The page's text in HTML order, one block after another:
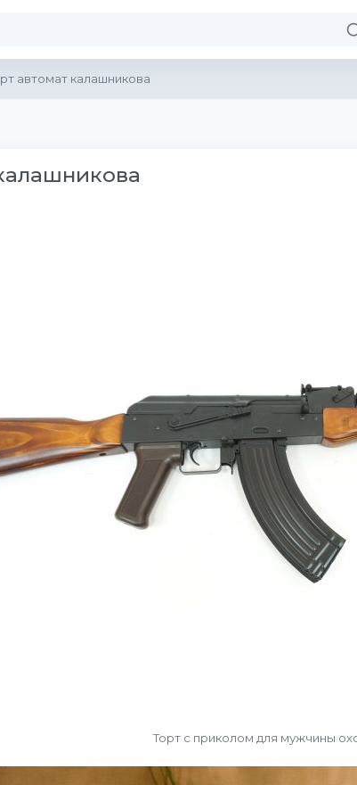
автомат калашникова
Торт с приколом для мужчины